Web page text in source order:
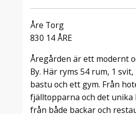
Åre Torg
830 14 ÅRE
Åregården är ett modernt
By. Här ryms 54 rum, 1
bastu och ett gym. Från
fjälltopparna och det
från både backar och
av att
här är
Erbjudande
november och
förvandlar vi
stämningsfull
hantverk, tradi